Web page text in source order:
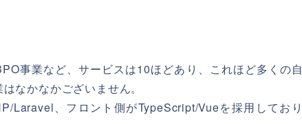
事業など、サービスは10ほどあり、これほど多くの
なかなかございません。
Laravel、フロント側がTypeScript/Vueを採用してお